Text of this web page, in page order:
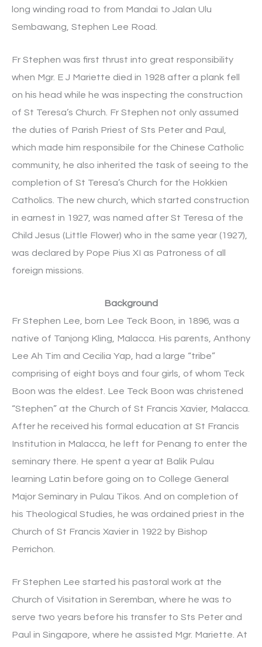
long winding road to from Mandai to Jalan Ulu
Sembawang, Stephen Lee Road.
Fr Stephen was first thrust into great responsibility
when Mgr. E J Mariette died in 1928 after a plank fell
on his head while he was inspecting the construction
of St Teresa’s Church. Fr Stephen not only assumed
the duties of Parish Priest of Sts Peter and Paul,
which made him responsibile for the Chinese Catholic
community, he also inherited the task of seeing to the
completion of St Teresa’s Church for the Hokkien
Catholics. The new church, which started construction
in earnest in 1927, was named after St Teresa of the
Child Jesus (Little Flower) who in the same year (1927),
was declared by Pope Pius XI as Patroness of all
foreign missions.
Background
Fr Stephen Lee, born Lee Teck Boon, in 1896, was a
native of Tanjong Kling, Malacca. His parents, Anthony
Lee Ah Tim and Cecilia Yap, had a large “tribe”
comprising of eight boys and four girls, of whom Teck
Boon was the eldest. Lee Teck Boon was christened
“Stephen” at the Church of St Francis Xavier, Malacca.
After he received his formal education at St Francis
Institution in Malacca, he left for Penang to enter the
seminary there. He spent a year at Balik Pulau
learning Latin before going on to College General
Major Seminary in Pulau Tikos. And on completion of
his Theological Studies, he was ordained priest in the
Church of St Francis Xavier in 1922 by Bishop
Perrichon.
Fr Stephen Lee started his pastoral work at the
Church of Visitation in Seremban, where he was to
serve two years before his transfer to Sts Peter and
Paul in Singapore, where he assisted Mgr. Mariette. At